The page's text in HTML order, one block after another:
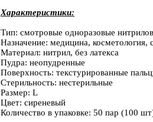
Характеристики:
Тип: смотровые одноразовые
Назначение: медицина, косметология,
Материал: нитрил, без латекса
Пудра: неопудренные
Поверхность: текстурированные
Стерильность: нестерильные
Размер: L
Цвет: сиреневый
Количество в упаковке: 50 пар (100